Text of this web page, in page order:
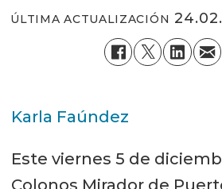
ÚLTIMA ACTUALIZACIÓN
Karla Faúndez
Este viernes 5 de
Colonos Mirador de